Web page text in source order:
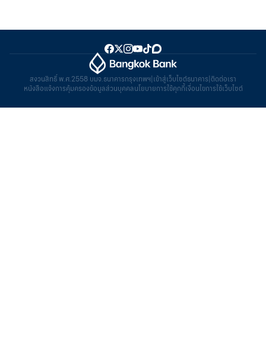
สงวนสิทธิ์ พ.ศ.2558 บมจ.ธนาคารกรุงเทพฯ เข้าสู่เว็บไซต์ธนาคาร ติดต่อเรา
หนังสือแจ้งการคุ้มครองข้อมูลส่วนบุคคลนโยบายการใช้คุกกี้เงื่อนไขการใช้เว็บไซต์